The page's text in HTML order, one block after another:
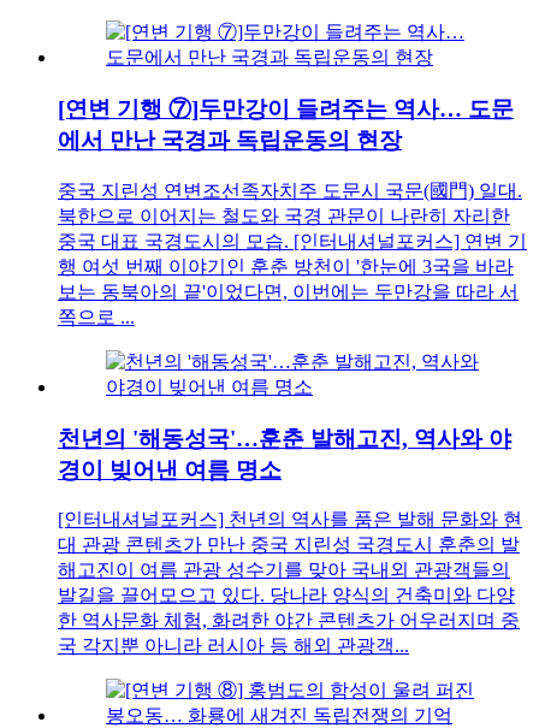
[연변 기행 ⑦]두만강이 들려주는 역사… 도문
에서 만난 국경과 독립운동의 현장
중국 지린성 연변조선족자치주 도문시 국문(國門) 일대.
북한으로 이어지는 철도와 국경 관문이 나란히 자리한
중국 대표 국경도시의 모습. [인터내셔널포커스] 연변 기
행 여섯 번째 이야기인 훈춘 방천이 '한눈에 3국을 바라
보는 동북아의 끝'이었다면, 이번에는 두만강을 따라 서
쪽으로 ...
천년의 '해동성국'…훈춘 발해고진, 역사와 야
경이 빚어낸 여름 명소
[인터내셔널포커스] 천년의 역사를 품은 발해 문화와 현
대 관광 콘텐츠가 만난 중국 지린성 국경도시 훈춘의 발
해고진이 여름 관광 성수기를 맞아 국내외 관광객들의
발길을 끌어모으고 있다. 당나라 양식의 건축미와 다양
한 역사문화 체험, 화려한 야간 콘텐츠가 어우러지며 중
국 각지뿐 아니라 러시아 등 해외 관광객...